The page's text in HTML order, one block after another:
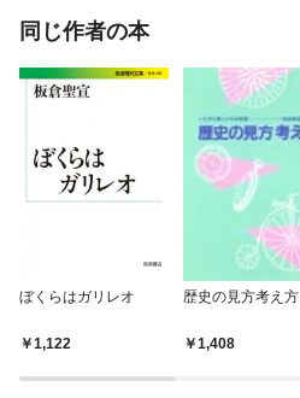
同じ作者の本
ぼくらはガリレオ
1,122
歴史の見方考え方
1,408